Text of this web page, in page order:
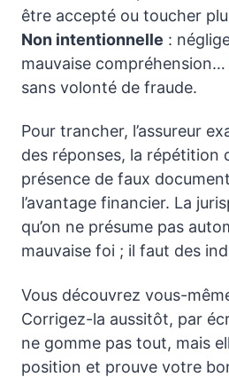
être accepté ou toucher
Non intentionnelle :
mauvaise compréhension…
sans volonté de fraude.
Pour trancher, l’assureur
des réponses, la répétition
présence de faux
l’avantage financier. La
qu’on ne présume pas
mauvaise foi ; il faut des
Vous découvrez vous-
Corrigez-la aussitôt, par
ne gomme pas tout, mais
position et prouve votre